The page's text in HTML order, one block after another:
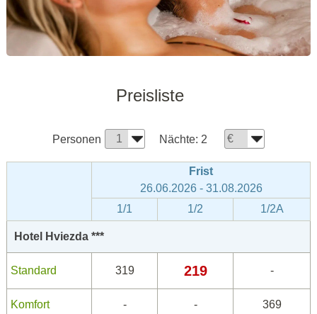
Preisliste
Personen Nächte: 2
Frist
26.06.2026 - 31.08.2026
1/1
1/2 1/2A
Hotel Hviezda ***
Standard 319 219 -
Komfort - - 369